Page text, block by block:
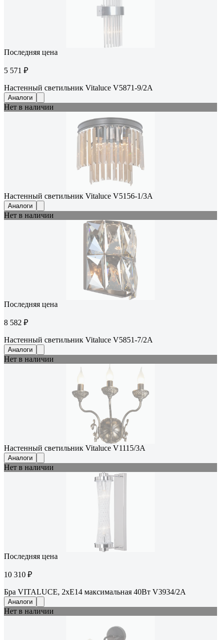
Последняя цена
5 571 ₽
Настенный светильник Vitaluce V5871-9/2A
Аналоги
Нет в наличии
Настенный светильник Vitaluce V5156-1/3A
Аналоги
Нет в наличии
Последняя цена
8 582 ₽
Настенный светильник Vitaluce V5851-7/2A
Аналоги
Нет в наличии
Настенный светильник Vitaluce V1115/3A
Аналоги
Нет в наличии
Последняя цена
10 310 ₽
Бра VITALUCE, 2xE14 максимальная 40Вт V3934/2A
Аналоги
Нет в наличии